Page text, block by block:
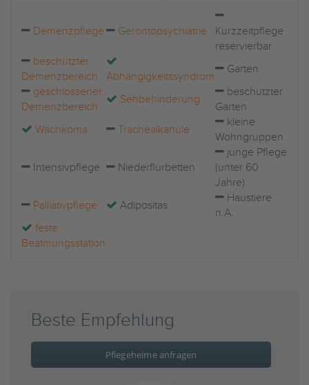
Demenzpflege Gerontopsychiatrie
Kurzzeitpflege
reservierbar
beschützter
Demenzbereich
Abhängigkeitssyndrom
Garten
geschlossener
Demenzbereich
Sehbehinderung
beschützter
Garten
Wachkoma
Trachealkanüle
kleine
Wohngruppen
Intensivpflege Niederflurbetten
junge Pflege
(unter 60
Jahre)
Palliativpflege
Adipositas
Haustiere
n.A.
feste
Beatmungsstation
Beste Empfehlung
Pflegeheime anfragen